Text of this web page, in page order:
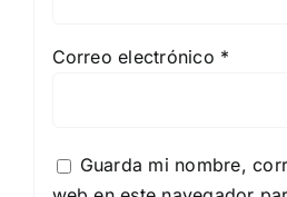
Correo electrónico *
Guarda mi nombre,